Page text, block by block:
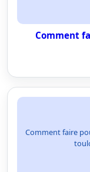
Comment
Comment faire